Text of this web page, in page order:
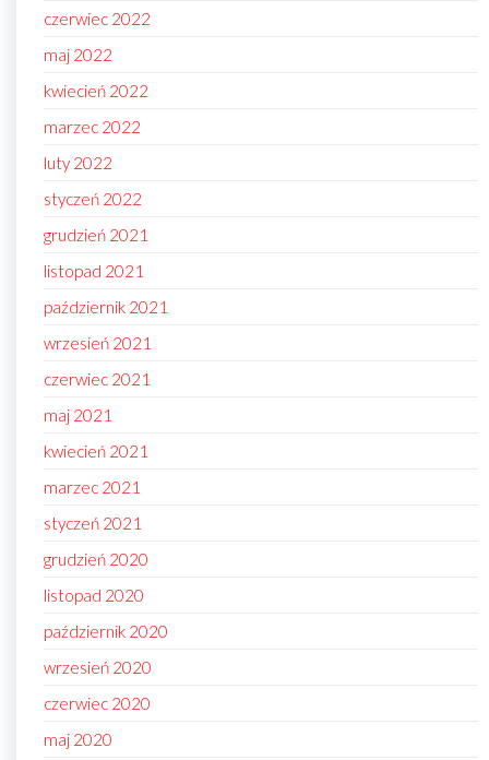
czerwiec 2022
maj 2022
kwiecień 2022
marzec 2022
luty 2022
styczeń 2022
grudzień 2021
listopad 2021
październik 2021
wrzesień 2021
czerwiec 2021
maj 2021
kwiecień 2021
marzec 2021
styczeń 2021
grudzień 2020
listopad 2020
październik 2020
wrzesień 2020
czerwiec 2020
maj 2020